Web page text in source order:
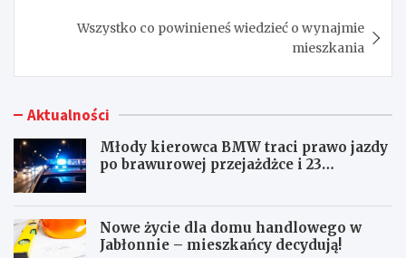
Wszystko co powinieneś wiedzieć o wynajmie
mieszkania
Aktualności
Młody kierowca BMW traci prawo jazdy
po brawurowej przejażdżce i 23
Nowe życie dla domu handlowego w
Jabłonnie – mieszkańcy decydują!